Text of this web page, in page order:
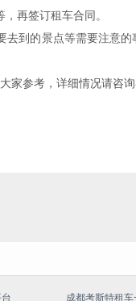
再签订租车合同。
到的景点等需要注意的
参考，详细情况请咨询
成都考斯特租